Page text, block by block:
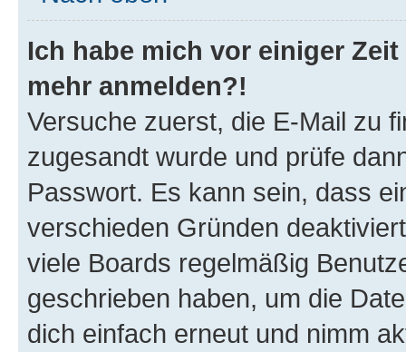
Ich habe mich vor einiger
mehr anmelden?!
Versuche zuerst, die E-Mail zu
zugesandt wurde und prüfe
Passwort. Es kann sein, dass
verschieden Gründen
viele Boards regelmäßig
geschrieben haben, um die
dich einfach erneut und nimm